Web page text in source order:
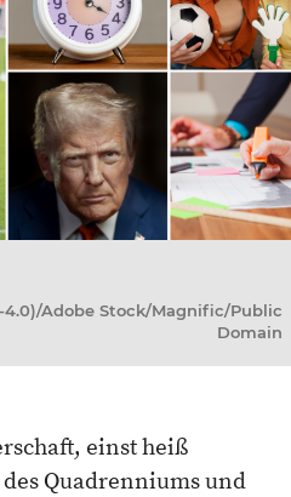
4.0)/Adobe Stock/Magnific/Public
Domain
einst heiß
Quadrenniums und